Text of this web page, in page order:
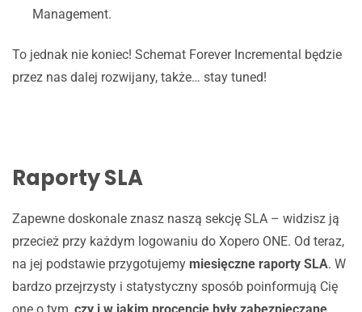
Management.
To jednak nie koniec! Schemat Forever Incremental będzie
przez nas dalej rozwijany, także… stay tuned!
Raporty SLA
Zapewne doskonale znasz naszą sekcję SLA – widzisz ją
przecież przy każdym logowaniu do Xopero ONE. Od teraz,
na jej podstawie przygotujemy miesięczne raporty SLA. W
bardzo przejrzysty i statystyczny sposób poinformują Cię
one o tym, czy i w jakim procencie były zabezpieczane